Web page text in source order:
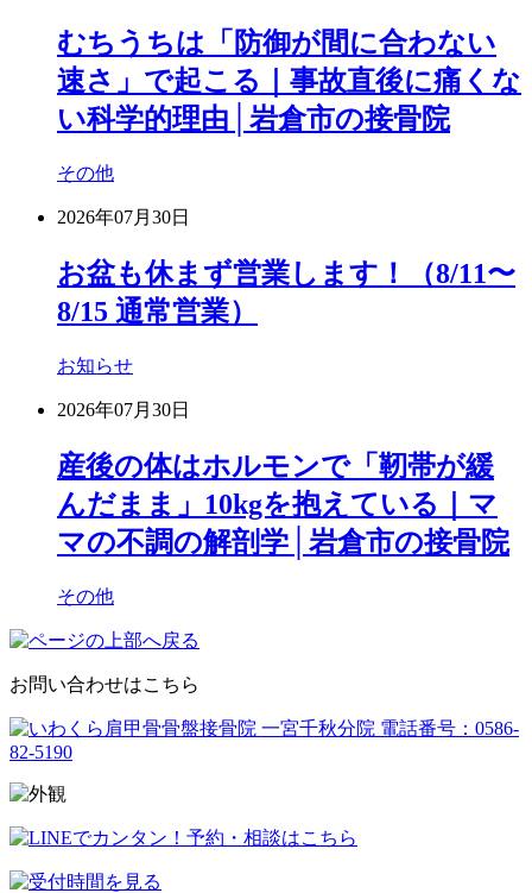
むちうちは「防御が間に合わない
速さ」で起こる｜事故直後に痛くな
い科学的理由│岩倉市の接骨院
その他
2026年07月30日
お盆も休まず営業します！（8/11〜
8/15 通常営業）
お知らせ
2026年07月30日
産後の体はホルモンで「靭帯が緩
んだまま」10kgを抱えている｜マ
マの不調の解剖学│岩倉市の接骨院
その他
お問い合わせはこちら